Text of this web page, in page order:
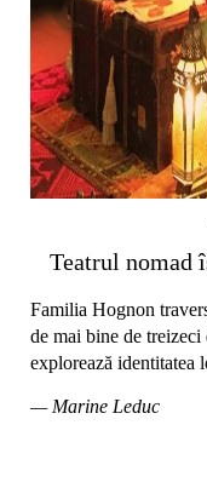
Teatrul nomad
Familia Hognon
de mai bine de treizeci
explorează identitatea
— Marine Leduc